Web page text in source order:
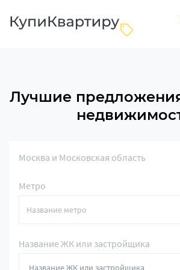
Лучшие
Москва и Московская область
Метро
Название ЖК или застройщика